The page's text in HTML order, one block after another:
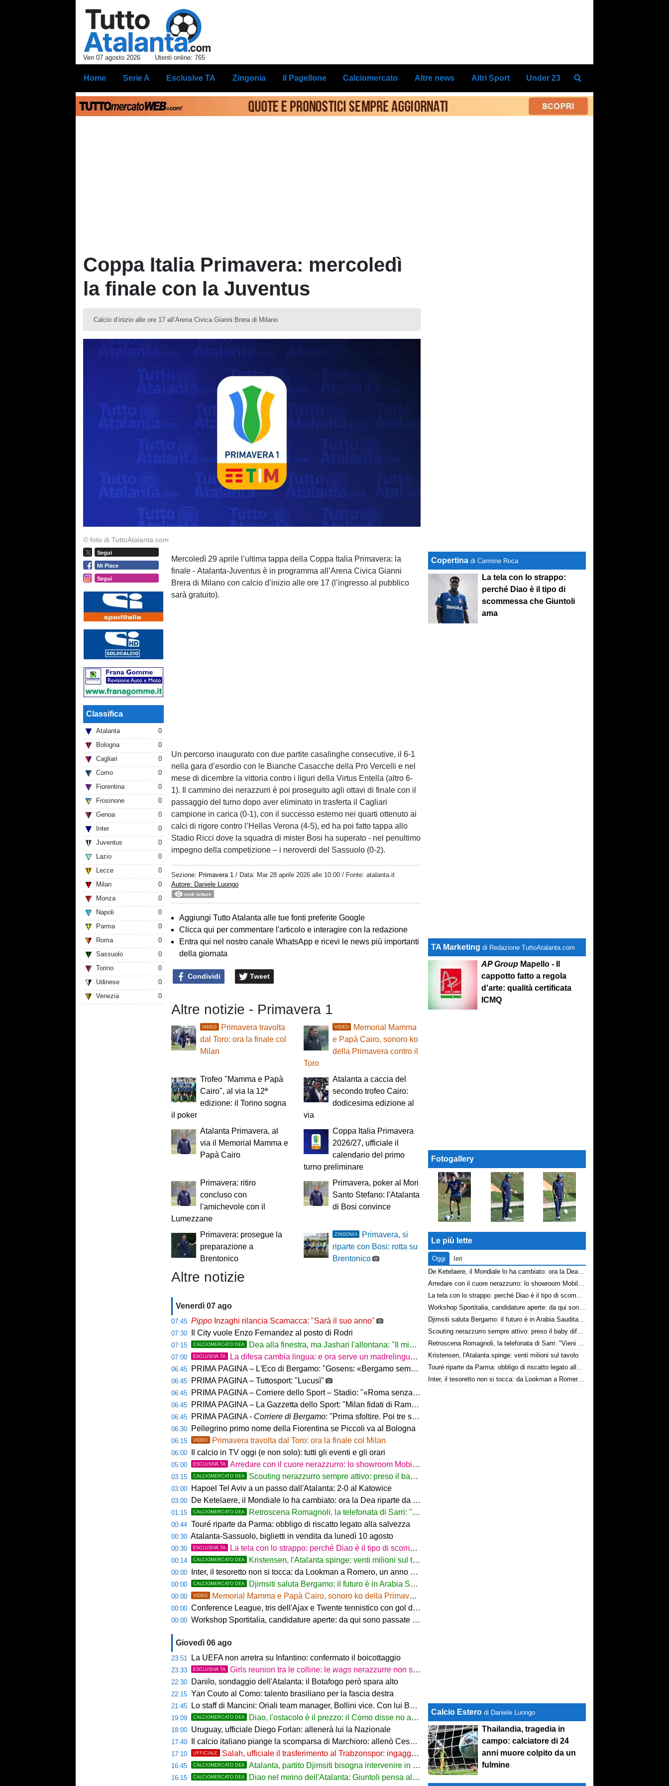
Ven 07 agosto 2026 Utenti online: 765
Home Serie A Esclusive TA Zingonia Il Pagellone Calciomercato Altre news Altri Sport Under 23
Coppa Italia Primavera: mercoledì
la finale con la Juventus
Calcio d’inizio alle ore 17 all’Arena Civica Gianni Brera di Milano
© foto di TuttoAtalanta.com
Segui
Mi Piace
Segui
Classifica
Atalanta
0
Bologna
0
Cagliari
0
Como
0
Fiorentina
0
Frosinone
0
Genoa
0
Inter
0
Juventus
0
Lazio
0
Lecce
0
Milan
0
Monza
0
Napoli
0
Parma
0
Roma
0
Sassuolo
0
Torino
0
Udinese
0
Venezia
0
Mercoledì 29 aprile l’ultima tappa della Coppa Italia Primavera: la
finale - Atalanta-Juventus è in programma all’Arena Civica Gianni
Brera di Milano con calcio d’inizio alle ore 17 (l’ingresso al pubblico
sarà gratuito).
Un percorso inaugurato con due partite casalinghe consecutive, il 6-1
nella gara d’esordio con le Bianche Casacche della Pro Vercelli e nel
mese di dicembre la vittoria contro i liguri della Virtus Entella (altro 6-
1). Il cammino dei nerazzurri è poi proseguito agli ottavi di finale con il
passaggio del turno dopo aver eliminato in trasferta il Cagliari
campione in carica (0-1), con il successo esterno nei quarti ottenuto ai
calci di rigore contro l’Hellas Verona (4-5), ed ha poi fatto tappa allo
Stadio Ricci dove la squadra di mister Bosi ha superato - nel penultimo
impegno della competizione – i neroverdi del Sassuolo (0-2).
Sezione: Primavera 1 / Data: Mar 28 aprile 2026 alle 10:00 / Fonte: atalanta.it
Autore: Daniele Luongo
vedi letture
Aggiungi Tutto Atalanta alle tue fonti preferite Google
Clicca qui per commentare l'articolo e interagire con la redazione
Entra qui nel nostro canale WhatsApp e ricevi le news più importanti
della giornata
Condividi Tweet
Altre notizie - Primavera 1
VIDEO
Primavera travolta
dal Toro: ora la finale col
Milan
VIDEO
Memorial Mamma
e Papà Cairo, sonoro ko
della Primavera contro il
Toro
Trofeo "Mamma e Papà
Cairo", al via la 12ª
edizione: il Torino sogna
il poker
Atalanta a caccia del
secondo trofeo Cairo:
dodicesima edizione al
via
Atalanta Primavera, al
via il Memorial Mamma e
Papà Cairo
Coppa Italia Primavera
2026/27, ufficiale il
calendario del primo
turno preliminare
Primavera: ritiro
concluso con
l'amichevole con il
Lumezzane
Primavera, poker al Mori
Santo Stefano: l'Atalanta
di Bosi convince
Primavera: prosegue la
preparazione a
Brentonico
ZINGONIA
Primavera, si
riparte con Bosi: rotta su
Brentonico
Altre notizie
Venerdì 07 ago
07:45 Pippo Inzaghi rilancia Scamacca: "Sarà il suo anno"
07:30 Il City vuole Enzo Fernandez al posto di Rodri
07:15 CALCIOMERCATO DEA Dea alla finestra, ma Jashari l'allontana: "Il mio cuore è sempre stato rossonero"
07:00 ESCLUSIVA TA La difesa cambia lingua: e ora serve un madrelingua della zona
06:45 PRIMA PAGINA – L'Eco di Bergamo: "Gosens: «Bergamo sempre casa mia. Incuriosito da Sarri»"
06:45 PRIMA PAGINA – Tuttosport: "Lucusì"
06:45 PRIMA PAGINA – Corriere dello Sport – Stadio: "«Roma senza limiti»"
06:45 PRIMA PAGINA – La Gazzetta dello Sport: "Milan fidati di Ramos"
06:45 PRIMA PAGINA - Corriere di Bergamo: "Prima sfoltire. Poi tre settimane per gli altri innesti"
06:30 Pellegrino primo nome della Fiorentina se Piccoli va al Bologna
06:15 VIDEO Primavera travolta dal Toro: ora la finale col Milan
06:00 Il calcio in TV oggi (e non solo): tutti gli eventi e gli orari
05:00 ESCLUSIVA TA Arredare con il cuore nerazzurro: lo showroom Mobilmondo a Osio Sotto. Quando essere di fede atalantina
03:15 CALCIOMERCATO DEA Scouting nerazzurro sempre attivo: preso il baby difensore 2010 Levačić
03:00 Hapoel Tel Aviv a un passo dall'Atalanta: 2-0 al Katowice
03:00 De Ketelaere, il Mondiale lo ha cambiato: ora la Dea riparte da lui
01:15 CALCIOMERCATO DEA Retroscena Romagnoli, la telefonata di Sarri: "Vieni con me a Bergamo"
00:44 Touré riparte da Parma: obbligo di riscatto legato alla salvezza
00:30 Atalanta-Sassuolo, biglietti in vendita da lunedì 10 agosto
00:30 ESCLUSIVA TA La tela con lo strappo: perché Diao è il tipo di scommessa che Giuntoli ama
00:14 CALCIOMERCATO DEA Kristensen, l'Atalanta spinge: venti milioni sul tavolo
00:00 Inter, il tesoretto non si tocca: da Lookman a Romero, un anno di rinunce
00:00 CALCIOMERCATO DEA Djimsiti saluta Bergamo: il futuro è in Arabia Saudita! Tre milioni e firma biennale
00:00 VIDEO Memorial Mamma e Papà Cairo, sonoro ko della Primavera contro il Toro
00:00 Conference League, tris dell'Ajax e Twente tennistico con gol di Pjaca
00:00 Workshop Sportitalia, candidature aperte: da qui sono passate firme di Serie A
Giovedì 06 ago
23:51 La UEFA non arretra su Infantino: confermato il boicottaggio
23:33 ESCLUSIVA TA Girls reunion tra le colline: lewags nerazzurre non si perdono di vista
22:30 Danilo, sondaggio dell'Atalanta: il Botafogo però spara alto
22:15 Yan Couto al Como: talento brasiliano per la fascia destra
21:45 Lo staff di Mancini: Oriali team manager, Bollini vice. Con lui Bonucci, Gagliardi e Maccarone
19:09 CALCIOMERCATO DEA Diao, l'ostacolo è il prezzo: il Como disse no a 60 milioni
18:00 Uruguay, ufficiale Diego Forlan: allenerà lui la Nazionale
17:40 Il calcio italiano piange la scomparsa di Marchioro: allenò Cesena e Milan
17:10 UFFICIALE Salah, ufficiale il trasferimento al Trabzonspor: ingaggio mostruoso
16:45 CALCIOMERCATO DEA Atalanta, partito Djimsiti bisogna intervenire in difesa: tutti i nomi
16:15 CALCIOMERCATO DEA
Diao nel mirino dell'Atalanta: Giuntoli pensa al colpo dal Como
Copertina di Carmine Roca
La tela con lo strappo:
perché Diao è il tipo di
scommessa che Giuntoli
ama
TA Marketing di Redazione TuttoAtalanta.com
AP Group Mapello - Il
cappotto fatto a regola
d'arte: qualità certificata
ICMQ
Fotogallery
Le più lette
Oggi
Ieri
De Ketelaere, il Mondiale lo ha cambiato: ora la Dea riparte da lui
Arredare con il cuore nerazzurro: lo showroom Mobilmondo a Osio Sotto. Quando essere di fede atalantina conviene
La tela con lo strappo: perché Diao è il tipo di scommessa che Giuntoli ama
Workshop Sportitalia, candidature aperte: da qui sono passate firme di Serie A
Djimsiti saluta Bergamo: il futuro è in Arabia Saudita! Tre milioni e firma biennale
Scouting nerazzurro sempre attivo: preso il baby difensore 2010 Levačić
Retroscena Romagnoli, la telefonata di Sarri: "Vieni con me a Bergamo"
Kristensen, l'Atalanta spinge: venti milioni sul tavolo
Touré riparte da Parma: obbligo di riscatto legato alla salvezza
Inter, il tesoretto non si tocca: da Lookman a Romero, un anno di rinunce
Calcio Estero di Daniele Luongo
Thailandia, tragedia in
campo: calciatore di 24
anni muore colpito da un
fulmine